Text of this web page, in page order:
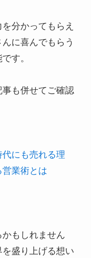
分かってもらえ
に喜んでもらう
す。
も併せてご確認
にも売れる理
業術とは
もしれません
盛り上げる想い